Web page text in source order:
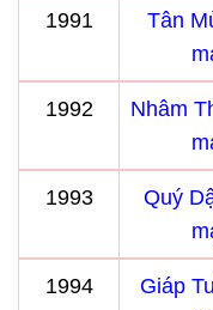
1991
Tân
1992
Nhâm
1993
Quý
1994
Giáp